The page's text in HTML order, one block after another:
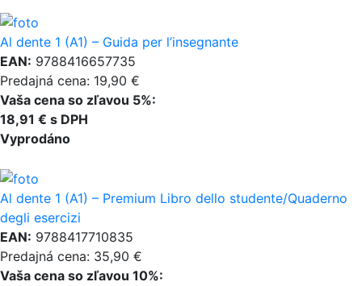
Al dente 1 (A1) – Guida per l’insegnante
EAN: 9788416657735
Predajná cena: 19,90 €
Vaša cena so zľavou 5%:
18,91 € s DPH
Vyprodáno
Al dente 1 (A1) – Premium Libro dello studente/Quaderno
degli esercizi
EAN: 9788417710835
Predajná cena: 35,90 €
Vaša cena so zľavou 10%: